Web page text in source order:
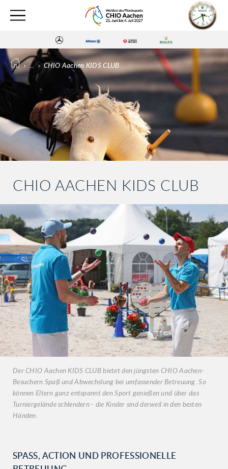
› ... › CHIO Aachen KIDS CLUB
CHIO AACHEN KIDS CLUB
Der CHIO Aachen KIDS CLUB bietet den jüngsten CHIO Aachen-
Besuchern Spaß und Abwechslung bei umfassender Betreuung. So
können Eltern ganz entspannt den Sport genießen und über das
Turniergelände schlendern - die Kinder sind derweil in den besten
Händen.
SPASS, ACTION UND PROFESSIONELLE B